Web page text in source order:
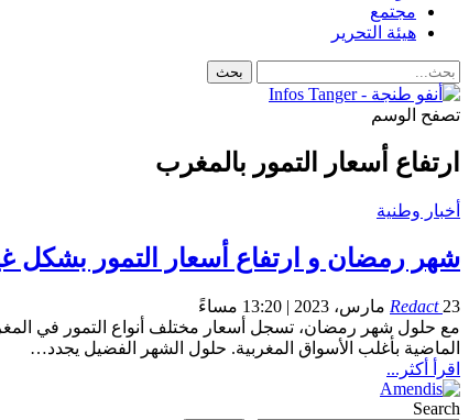
مجتمع
هيئة التحرير
تصفح الوسم
ارتفاع أسعار التمور بالمغرب
أخبار وطنية
شهر رمضان و ارتفاع أسعار التمور بشكل
Redact 23 مارس، 2023 | 13:20 مساءً
الماضية بأغلب الأسواق المغربية. حلول الشهر الفضيل يجدد…
اقرأ أكثر...
Search